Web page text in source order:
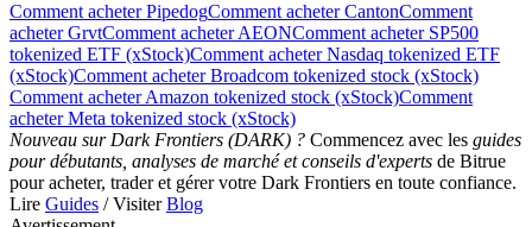
Comment acheter PipedogComment acheter CantonComment
acheter GrvtComment acheter AEONComment acheter SP500
tokenized ETF (xStock)Comment acheter Nasdaq tokenized ETF
(xStock)Comment acheter Broadcom tokenized stock (xStock)
Comment acheter Amazon tokenized stock (xStock)Comment
acheter Meta tokenized stock (xStock)
Nouveau sur Dark Frontiers (DARK) ? Commencez avec les guides
pour débutants, analyses de marché et conseils d'experts de Bitrue
pour acheter, trader et gérer votre Dark Frontiers en toute confiance.
Lire Guides / VisiterBlog